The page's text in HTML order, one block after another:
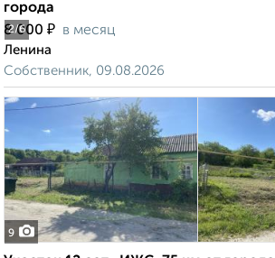
2/6
города
8 000 ₽ в месяц
Ленина
Собственник, 09.08.2026
9